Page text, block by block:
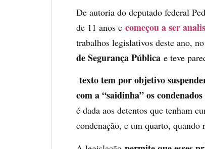
De autoria do deputado federal
de 11 anos e começou a ser
trabalhos legislativos deste ano,
de Segurança Pública e teve
texto tem por objetivo
com a “saidinha” os
é dada aos detentos que tenham
condenação, e um quarto, quando